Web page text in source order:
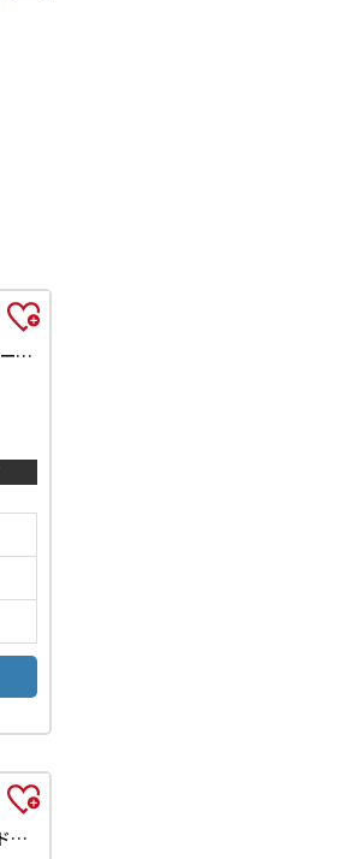
ハイブリッドXZ スズキセーフティサポート 純正9インチナビ TV Bluetooth対応 全方位カメラ 両側自動ドア ヘッドアップディスプレイ アダプティブクルーズコントロール ステアリングヒーター LEDヘッドライ
G クエロ ETC バックカメラ ナビ TV レーンアシスト 衝突被害軽減システム 両側電動スライドドア オートマチックハイビーム オートライト LEDヘッドランプ スマートキー アイドリングストップ